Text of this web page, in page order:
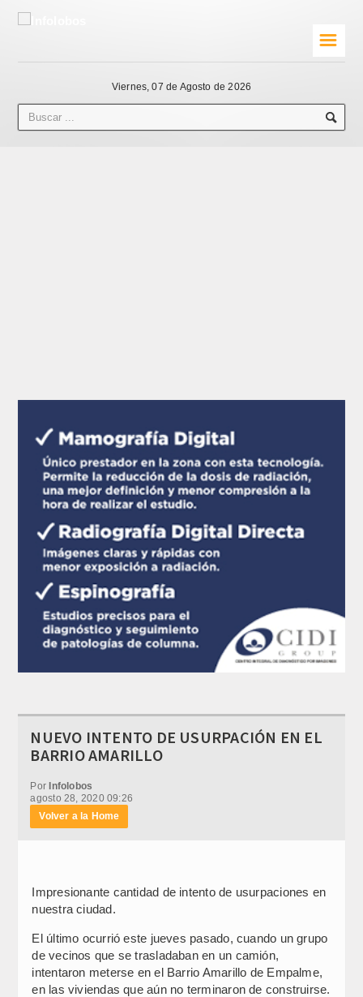
☰
Viernes, 07 de Agosto de 2026
NUEVO INTENTO DE USURPACIÓN EN EL
BARRIO AMARILLO
Por Infolobos
agosto 28, 2020 09:26
Volver a la Home
Impresionante cantidad de intento de usurpaciones en
nuestra ciudad.
El último ocurrió este jueves pasado, cuando un grupo
de vecinos que se trasladaban en un camión,
intentaron meterse en el Barrio Amarillo de Empalme,
en las viviendas que aún no terminaron de construirse.